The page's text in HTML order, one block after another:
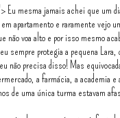
mesma jamais achei que um
apartamento e raramente vejo
não voa alto e por isso mesmo
sempre protegia a pequena Lara,
não precisa disso! Mas
a farmácia, a academia
de uma única turma estavam